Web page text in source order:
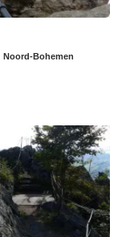
Noord-Bohemen